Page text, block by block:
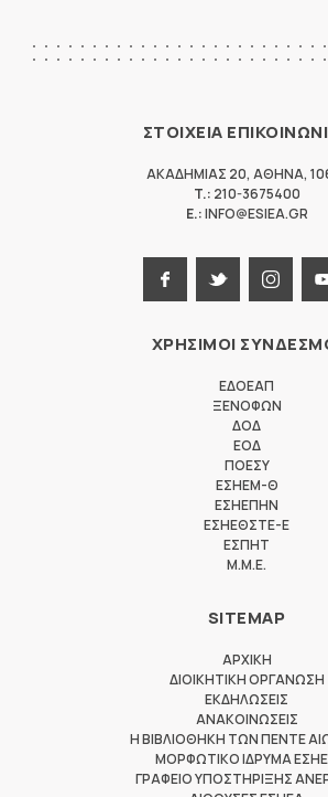
ΣΤΟΙΧΕΙΑ
ΑΚΑΔΗΜΙΑΣ 20, ΑΘΗΝΑ,
T.: 210-3675400
E.:INFO@ESIEA.GR
ΧΡΗΣΙΜΟΙ
ΕΔΟΕΑΠ
ΞΕΝΟΦΩΝ
ΔΟΔ
ΕΟΔ
ΠΟΕΣΥ
ΕΣΗΕΜ-Θ
ΕΣΗΕΠΗΝ
ΕΣΗΕΘΣΤΕ-Ε
ΕΣΠΗΤ
M.M.E.
SITEMAP
ΑΡΧΙΚΗ
ΔΙΟΙΚΗΤΙΚΗ ΟΡΓΑΝΩΣΗ
ΕΚΔΗΛΩΣΕΙΣ
ΑΝΑΚΟΙΝΩΣΕΙΣ
Η ΒΙΒΛΙΟΘΗΚΗ ΤΩΝ ΠΕΝΤΕ
ΜΟΡΦΩΤΙΚΟ ΙΔΡΥΜΑ
ΓΡΑΦΕΙΟ ΥΠΟΣΤΗΡΙΞΗΣ